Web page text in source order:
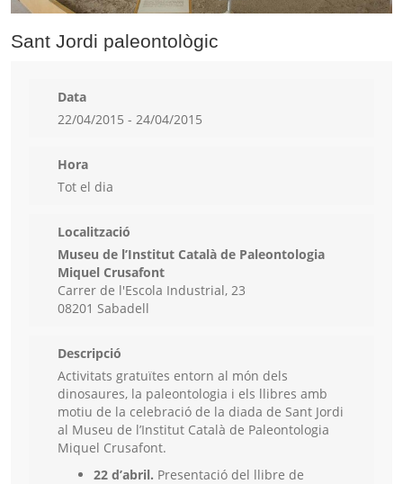
Sant Jordi paleontològic
Data
22/04/2015 - 24/04/2015
Hora
Tot el dia
Localització
Museu de l’Institut Català de Paleontologia
Miquel Crusafont
Carrer de l'Escola Industrial, 23
08201 Sabadell
Descripció
Activitats gratuïtes entorn al món dels
dinosaures, la paleontologia i els llibres amb
motiu de la celebració de la diada de Sant Jordi
al Museu de l’Institut Català de Paleontologia
Miquel Crusafont.
22 d’abril. Presentació del llibre de